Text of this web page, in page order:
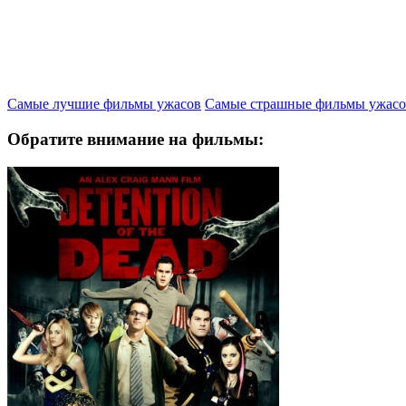
Самые лучшие фильмы ужасов Самые страшные фильмы
Обратите внимание на фильмы: